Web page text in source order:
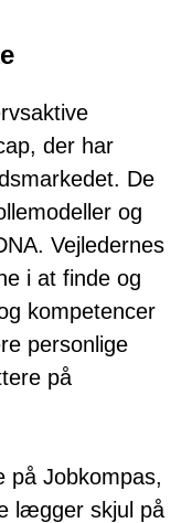
der har
De
og
Vejledernes
i at finde og
kompetencer
personlige
på
på Jobkompas,
lægger skjul på